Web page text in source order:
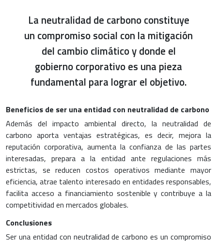
La neutralidad de carbono constituye
un compromiso social con la mitigación
del cambio climático y donde el
gobierno corporativo es una pieza
fundamental para lograr el objetivo.
Beneficios de ser una entidad con neutralidad de carbono
Además del impacto ambiental directo, la neutralidad de
carbono aporta ventajas estratégicas, es decir, mejora la
reputación corporativa, aumenta la confianza de las partes
interesadas, prepara a la entidad ante regulaciones más
estrictas, se reducen costos operativos mediante mayor
eficiencia, atrae talento interesado en entidades responsables,
facilita acceso a financiamiento sostenible y contribuye a la
competitividad en mercados globales.
Conclusiones
Ser una entidad con neutralidad de carbono es un compromiso